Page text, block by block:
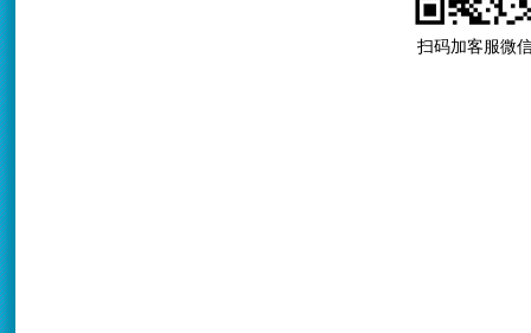
扫码加客服微